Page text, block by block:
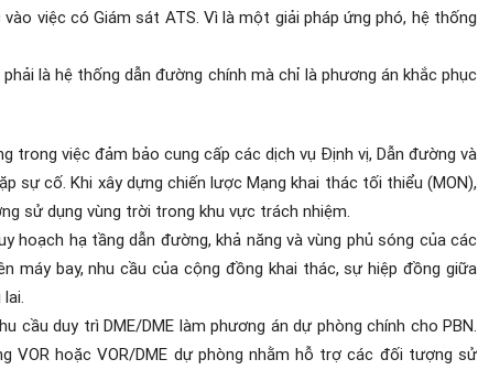
việc có Giám sát ATS. Vì là một giải pháp ứng phó, hệ thống
là hệ thống dẫn đường chính mà chỉ là phương án khắc phục
trong việc đảm bảo cung cấp các dịch vụ Định vị, Dẫn đường và
sự cố. Khi xây dựng chiến lược Mạng khai thác tối thiểu (MON),
sử dụng vùng trời trong khu vực trách nhiệm.
hoạch hạ tầng dẫn đường, khả năng và vùng phủ sóng của các
máy bay, nhu cầu của cộng đồng khai thác, sự hiệp đồng giữa
duy trì DME/DME làm phương án dự phòng chính cho PBN.
hoặc VOR/DME dự phòng nhằm hỗ trợ các đối tượng sử